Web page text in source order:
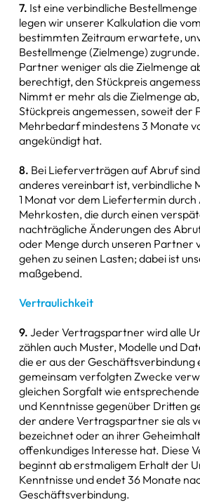
7. Ist eine verbindliche
legen wir unserer Kalkulation die
bestimmten Zeitraum erwartete,
Bestellmenge (Zielmenge)
Partner weniger als die Zielmenge
berechtigt, den Stückpreis
Nimmt er mehr als die Zielmenge
Stückpreis angemessen, soweit der
Mehrbedarf mindestens 3 Monate
angekündigt hat.
8. Bei Lieferverträgen auf Abruf
anderes vereinbart ist, verbindliche
1 Monat vor dem Liefertermin
Mehrkosten, die durch einen
nachträgliche Änderungen des
oder Menge durch unseren Partner
gehen zu seinen Lasten; dabei ist
maßgebend.
Vertraulichkeit
9. Jeder Vertragspartner wird alle
zählen auch Muster, Modelle und
die er aus der Geschäftsverbindung
gemeinsam verfolgten Zwecke
gleichen Sorgfalt wie
und Kenntnisse gegenüber Dritten
der andere Vertragspartner sie als
bezeichnet oder an ihrer
offenkundiges Interesse hat. Diese
beginnt ab erstmaligem Erhalt der
Kenntnisse und endet 36 Monate
Geschäftsverbindung.